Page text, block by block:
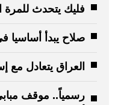
فليك يتحدث للمرة
صلاح يبدأ أساسيا
العراق يتعادل مع
رسمياً.. موقف